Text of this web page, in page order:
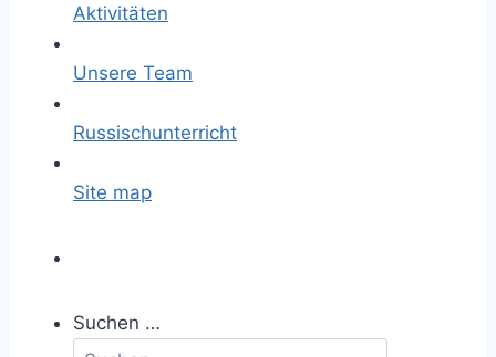
Aktivitäten
Unsere Team
Russischunterricht
Site map
Suchen …